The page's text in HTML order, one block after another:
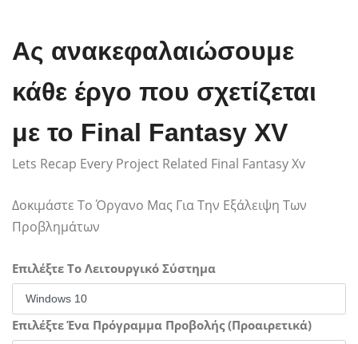
Ας ανακεφαλαιώσουμε
κάθε έργο που σχετίζεται
με το Final Fantasy XV
Lets Recap Every Project Related Final Fantasy Xv
Δοκιμάστε Το Όργανο Μας Για Την Εξάλειψη Των
Προβλημάτων
Επιλέξτε Το Λειτουργικό Σύστημα
Επιλέξτε Ένα Πρόγραμμα Προβολής (Προαιρετικά)